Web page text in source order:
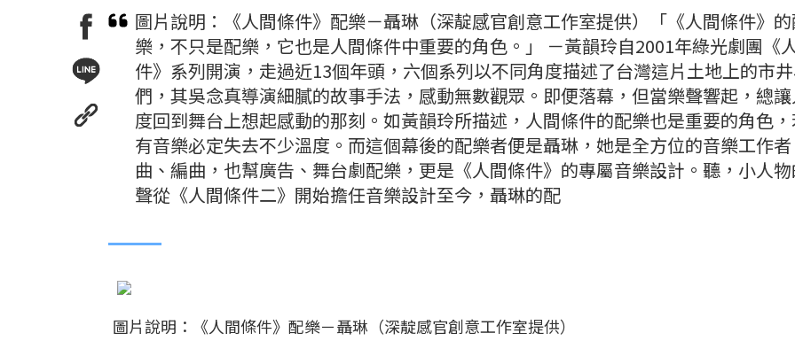
圖片說明：《人間條件》配樂－聶琳（深靛感官創意工作室提供）「《人間條件》
樂，不只是配樂，它也是人間條件中重要的角色。」 －黃韻玲自2001年綠光劇團《
件》系列開演，走過近13個年頭，六個系列以不同角度描述了台灣這片土地上的市
們，其吳念真導演細膩的故事手法，感動無數觀眾。即便落幕，但當樂聲響起，總
度回到舞台上想起感動的那刻。如黃韻玲所描述，人間條件的配樂也是重要的角色
有音樂必定失去不少溫度。而這個幕後的配樂者便是聶琳，她是全方位的音樂工作
曲、編曲，也幫廣告、舞台劇配樂，更是《人間條件》的專屬音樂設計。聽，小人
聲從《人間條件二》開始擔任音樂設計至今，聶琳的配
圖片說明：《人間條件》配樂－聶琳（深靛感官創意工作室提供）